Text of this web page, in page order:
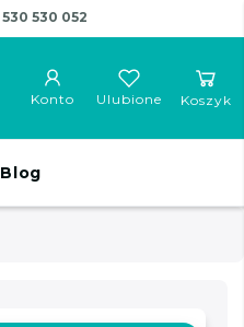
530 530 052
Konto Koszyk
Ulubione
Blog